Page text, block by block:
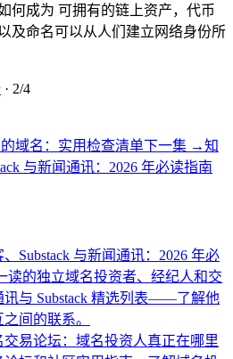
何成为 可拥有的链上资产，代币
及命名可以从人们建立网络身份所
· 2/4
域名：实用检查清单下一集 →知
与新闻通讯：2026 年必读指南
Substack 与新闻通讯：2026 年必
读的独立域名投资者、经纪人和交
讯与 Substack 精选列表——了解他
间的联系。
交易论坛：域名投资人真正在哪里